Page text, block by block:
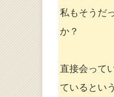
私もそうだ
か？
直接会って
ているとい